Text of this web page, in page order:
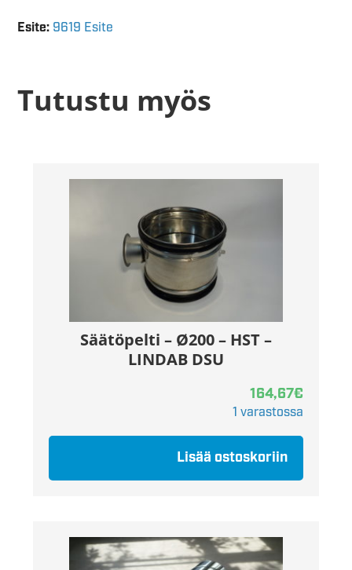
Esite: 9619 Esite
Tutustu myös
Säätöpelti – Ø200 – HST –
LINDAB DSU
164,67€
1 varastossa
Lisää ostoskoriin